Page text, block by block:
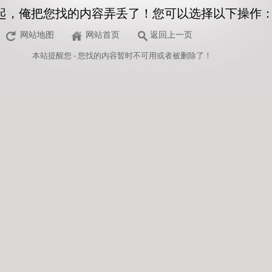
，俺把您找的内容弄丢了！您可以选择以下操作
网站地图 网站首页 返回上一页
本站提醒您 - 您找的内容暂时不可用或者被删除了！